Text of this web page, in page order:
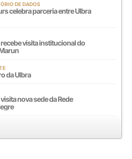
DE DADOS
celebra parceria entre Ulbra
visita institucional do
da Ulbra
nova sede da Rede